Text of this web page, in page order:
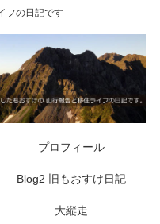
フの日記です
プロフィール
Blog2 旧もおすけ日記
大縦走